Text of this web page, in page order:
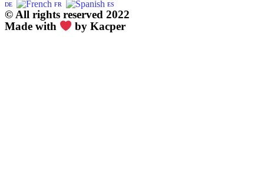
DE
FR ES
© All rights reserved 2022
Made with
by Kacper